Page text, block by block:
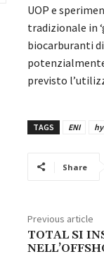
UOP e
tradizionale in
biocarburanti
previsto
TAGS ENI
Share
Previous article
TOTAL SI